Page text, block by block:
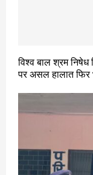
विश्व बाल श्रम
पर असल हालात